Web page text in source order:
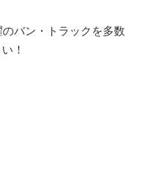
バン・トラックを多数
！